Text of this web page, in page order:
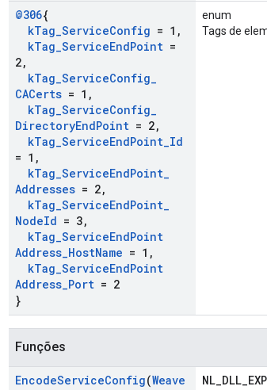
@306{
kTag_ServiceConfig = 1 ,
kTag_ServiceEndPoint =
2,
kTag_ServiceConfig_
CACerts = 1 ,
kTag_ServiceConfig_
DirectoryEndPoint = 2,
kTag_ServiceEndPoint_Id
= 1 ,
kTag_ServiceEndPoint_
Addresses = 2,
kTag_ServiceEndPoint_
NodeId = 3,
kTag_ServiceEndPoint
Address_HostName = 1 ,
kTag_ServiceEndPoint
Address_Port = 2
}
enum
Tags de
Funções
EncodeServiceConfig(Weave